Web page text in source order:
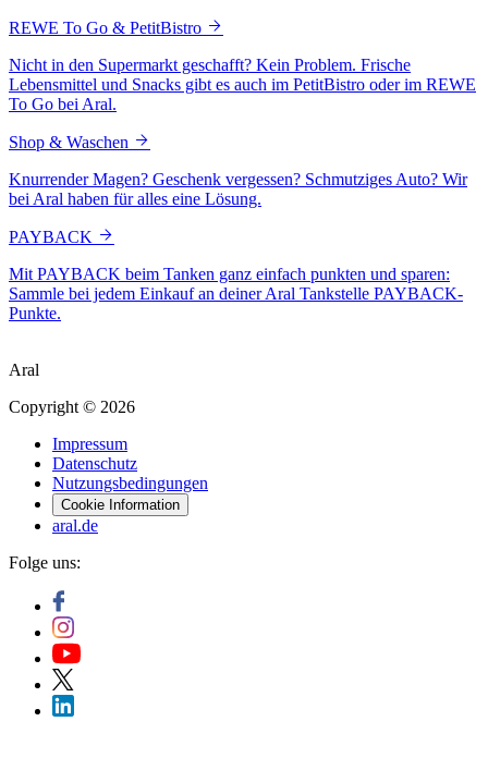
REWE To Go & PetitBistro
Nicht in den Supermarkt geschafft? Kein Problem. Frische
Lebensmittel und Snacks gibt es auch im PetitBistro oder im REWE
To Go bei Aral.
Shop & Waschen
Knurrender Magen? Geschenk vergessen? Schmutziges Auto? Wir
bei Aral haben für alles eine Lösung.
PAYBACK
Mit PAYBACK beim Tanken ganz einfach punkten und sparen:
Sammle bei jedem Einkauf an deiner Aral Tankstelle PAYBACK-
Punkte.
Aral
Copyright © 2026
Impressum
Datenschutz
Nutzungsbedingungen
Cookie Information
aral.de
Folge uns: